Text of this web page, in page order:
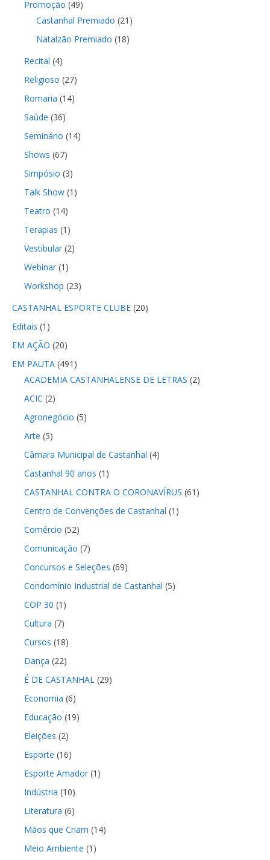
Promoção (49)
Castanhal Premiado (21)
Natalzão Premiado (18)
Recital (4)
Religioso (27)
Romaria (14)
Saúde (36)
Seminário (14)
Shows (67)
Simpósio (3)
Talk Show(1)
Teatro (14)
Terapias (1)
Vestibular(2)
Webinar(1)
Workshop (23)
CASTANHAL ESPORTE CLUBE(20)
Editais (1)
EM AÇÃO (20)
EM PAUTA(491)
ACADEMIA CASTANHALENSE DE LETRAS (2)
ACIC (2)
Agronegócio (5)
Arte (5)
Câmara Municipal de Castanhal (4)
Castanhal 90 anos (1)
CASTANHAL CONTRA O CORONAVÍRUS (61)
Centro de Convenções de Castanhal (1)
Comércio (52)
Comunicação (7)
Concursos e Seleções (69)
Condomínio Industrial de Castanhal (5)
COP 30 (1)
Cultura (7)
Cursos (18)
Dança (22)
É DE CASTANHAL(29)
Economia (6)
Educação (19)
Eleições (2)
Esporte (16)
Esporte Amador(1)
Indústria (10)
Literatura (6)
Mãos que Criam (14)
Meio Ambiente (1)